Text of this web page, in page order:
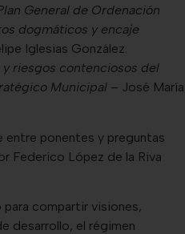
General de Ordenación
dogmáticos y encaje
Iglesias González.
riesgos contenciosos del
Municipal – José María
entre ponentes y preguntas
Federico López de la Riva
para compartir visiones,
desarrollo, el régimen